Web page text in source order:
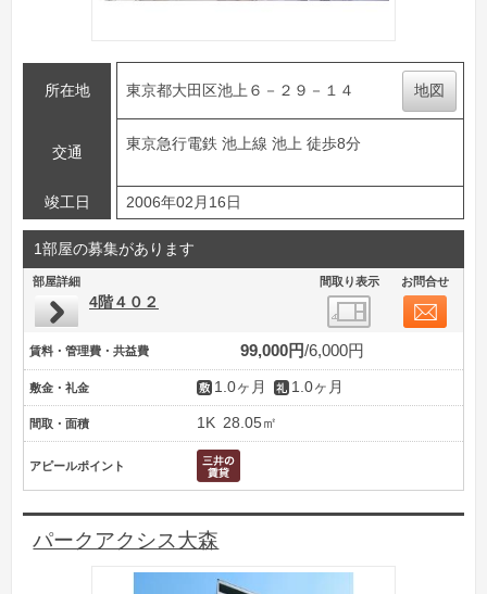
所在地 東京都大田区池上６－２９－１４ 地図
交通
東京急行電鉄 池上線 池上 徒歩8分
竣工日 2006年02月16日
1部屋の募集があります
部屋詳細 間取り表示 お問合せ
4階４０２
賃料・管理費・共益費 99,000円 6,000円
敷金・礼金 1.0ヶ月 1.0ヶ月
間取・面積 1K 28.05㎡
アピールポイント
パークアクシス大森